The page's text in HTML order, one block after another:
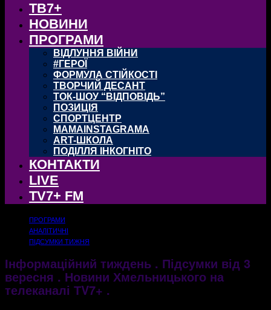
ТВ7+
НОВИНИ
ПРОГРАМИ
ВІДЛУННЯ ВІЙНИ
#ГЕРОЇ
ФОРМУЛА СТІЙКОСТІ
ТВОРЧИЙ ДЕСАНТ
ТОК-ШОУ “ВІДПОВІДЬ”
ПОЗИЦІЯ
СПОРТЦЕНТР
MAMAINSTAGRAMA
ART-ШКОЛА
ПОДІЛЛЯ ІНКОГНІТО
КОНТАКТИ
LIVE
TV7+ FM
ПРОГРАМИ
АНАЛІТИЧНІ
ПІДСУМКИ ТИЖНЯ
Інформаційний тиждень . Підсумки від 3
вересня . Новини Хмельницького на
телеканалі ТV7+ .